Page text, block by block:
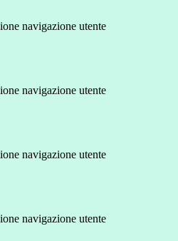
navigazione utente
navigazione utente
navigazione utente
navigazione utente